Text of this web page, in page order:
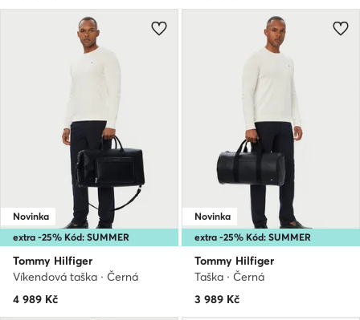
extra -25% Kód: SUMMER
Novinka
Tommy Hilfiger
Víkendová taška · Černá
4 989 Kč
extra -25% Kód: SUMMER
Novinka
Tommy Hilfiger
Taška · Černá
3 989 Kč